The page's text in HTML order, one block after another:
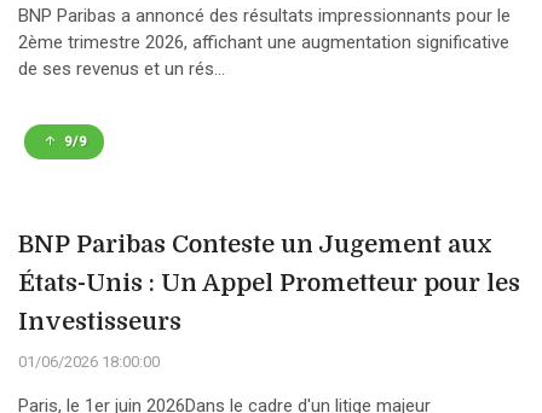
BNP Paribas a annoncé des résultats impressionnants pour le
2ème trimestre 2026, affichant une augmentation significative
de ses revenus et un rés...
9/9
BNP Paribas Conteste un Jugement aux
États-Unis : Un Appel Prometteur pour les
Investisseurs
01/06/2026 18:00:00
Paris, le 1er juin 2026Dans le cadre d'un litige majeur